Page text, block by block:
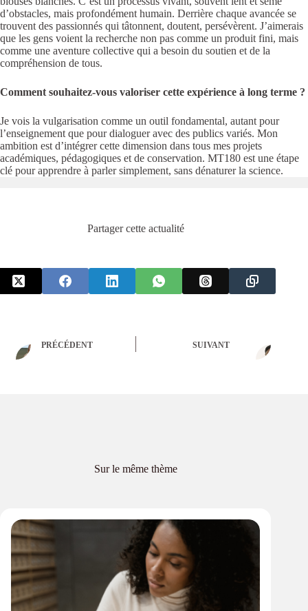
d’obstacles, mais profondément humain. Derrière chaque avancée se
trouvent des passionnés qui tâtonnent, doutent, persévèrent. J’aimerais
que les gens voient la recherche non pas comme un produit fini, mais
comme une aventure collective qui a besoin du soutien et de la
compréhension de tous.
Comment souhaitez-vous valoriser cette expérience à long terme ?
Je vois la vulgarisation comme un outil fondamental, autant pour
l’enseignement que pour dialoguer avec des publics variés. Mon
ambition est d’intégrer cette dimension dans tous mes projets
académiques, pédagogiques et de conservation. MT180 est une étape
clé pour apprendre à parler simplement, sans dénaturer la science.
Partager cette actualité
PRÉCÉDENT SUIVANT
Sur le même thème